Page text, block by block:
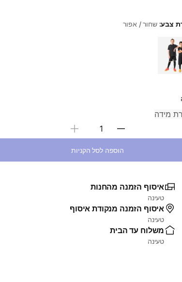
צבע:שחור / אפור
Choose a
בחירת כמות
הוספה לסל הקניות
איסוף הזמנה מהחנות
טעינה
איסוף הזמנה מנקודת איסוף
טעינה
משלוח עד הבית
טעינה